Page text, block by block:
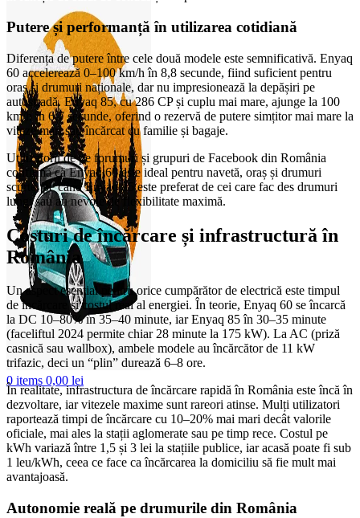
0 items 0,00 lei
Putere și performanță în utilizarea cotidiană
Diferența de putere între cele două modele este semnificativă. Enyaq
60 accelerează 0–100 km/h în 8,8 secunde, fiind suficient pentru
oraș și drumuri naționale, dar nu impresionează la depășiri pe
autostradă. Enyaq 85, cu 286 CP și cuplu mai mare, ajunge la 100
km/h în 6,7 secunde, oferind o rezervă de putere simțitor mai mare la
viteze mari sau încărcat cu familie și bagaje.
Utilizatorii de pe forumuri și grupuri de Facebook din România
confirmă că Enyaq 60 este ideal pentru navetă, oraș și drumuri
scurte, pe când Enyaq 85 este preferat de cei care fac des drumuri
lungi sau au nevoie de flexibilitate maximă.
Costuri de încărcare și infrastructură în
România
Un aspect esențial pentru orice cumpărător de electrică este timpul
de încărcare și costul real al energiei. În teorie, Enyaq 60 se încarcă
la DC 10–80% în 35–40 minute, iar Enyaq 85 în 30–35 minute
(faceliftul 2024 permite chiar 28 minute la 175 kW). La AC (priză
casnică sau wallbox), ambele modele au încărcător de 11 kW
trifazic, deci un “plin” durează 6–8 ore.
În realitate, infrastructura de încărcare rapidă în România este încă în
dezvoltare, iar vitezele maxime sunt rareori atinse. Mulți utilizatori
raportează timpi de încărcare cu 10–20% mai mari decât valorile
oficiale, mai ales la stații aglomerate sau pe timp rece. Costul pe
kWh variază între 1,5 și 3 lei la stațiile publice, iar acasă poate fi sub
1 leu/kWh, ceea ce face ca încărcarea la domiciliu să fie mult mai
avantajoasă.
Autonomie reală pe drumurile din România